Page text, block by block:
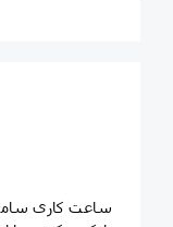
ساعت کاری